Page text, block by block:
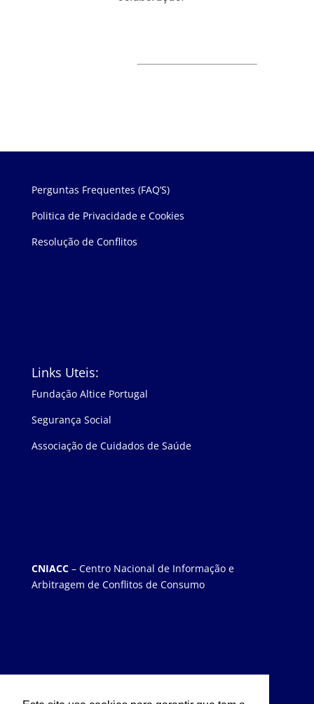
Perguntas Frequentes (FAQ’S)
Politica de Privacidade e Cookies
Resolução de Conflitos
Links Uteis:
Fundação Altice Portugal
Segurança Social
Associação de Cuidados de Saúde
CNIACC– Centro Nacional de Informação e
Arbitragem de Conflitos de Consumo